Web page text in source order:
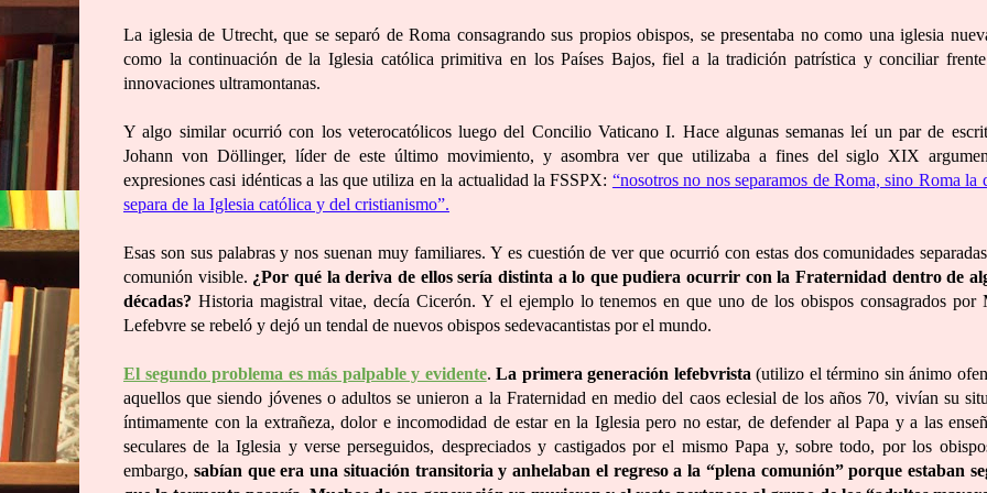
La iglesia de Utrecht, que se separó de Roma consagrando sus propios obispos, se presentaba no como una iglesia
como la continuación de la Iglesia católica primitiva en los Países Bajos, fiel a la tradición patrística y conciliar
innovaciones ultramontanas.
Y algo similar ocurrió con los veterocatólicos luego del Concilio Vaticano I. Hace algunas semanas leí un par de
Johann von Döllinger, líder de este último movimiento, y asombra ver que utilizaba a fines del siglo XIX
expresiones casi idénticas a las que utiliza en la actualidad la FSSPX: “nosotros no nos separamos de Roma, sino Roma la
separa de la Iglesia católica y del cristianismo”.
Esas son sus palabras y nos suenan muy familiares. Y es cuestión de ver que ocurrió con estas dos comunidades
comunión visible. ¿Por qué la deriva de ellos sería distinta a lo que pudiera ocurrir con la Fraternidad dentro de
décadas? Historia magistral vitae, decía Cicerón. Y el ejemplo lo tenemos en que uno de los obispos consagrados por
Lefebvre se rebeló y dejó un tendal de nuevos obispos sedevacantistas por el mundo.
El segundo problema es más palpable y evidente.La primera generación lefebvrista (utilizo el término sin ánimo
aquellos que siendo jóvenes o adultos se unieron a la Fraternidad en medio del caos eclesial de los años 70, vivían su
íntimamente con la extrañeza, dolor e incomodidad de estar en la Iglesia pero no estar, de defender al Papa y a las
seculares de la Iglesia y verse perseguidos, despreciados y castigados por el mismo Papa y, sobre todo, por los
embargo, sabían que era una situación transitoria y anhelaban el regreso a la “plena comunión” porque estaban